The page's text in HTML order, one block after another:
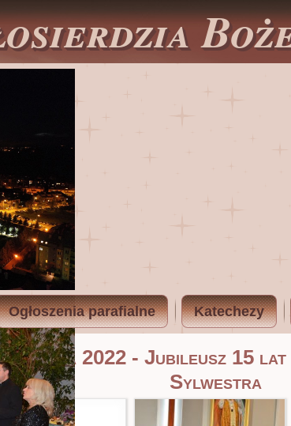
Ogłoszenia parafialne Katechezy
Galeria 2022 - Jubileusz 15 lat
Sylwestra